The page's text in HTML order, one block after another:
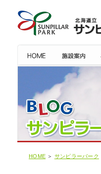
HOME ＞ サンピラーパーク